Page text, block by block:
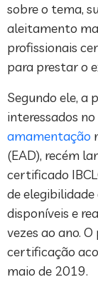
sobre o tema,
aleitamento
profissionais
para prestar o
Segundo ele, a
interessados
amamentação
(EAD), recém
certificado
de
disponíveis e
vezes ao ano.
certificação
maio de 2019.